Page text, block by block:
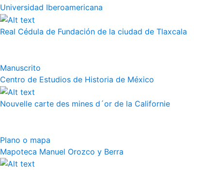
Universidad Iberoamericana
Real Cédula de Fundación de la ciudad de Tlaxcala
Manuscrito
Centro de Estudios de Historia de México
Nouvelle carte des mines d´or de la Californie
Plano o mapa
Mapoteca Manuel Orozco y Berra